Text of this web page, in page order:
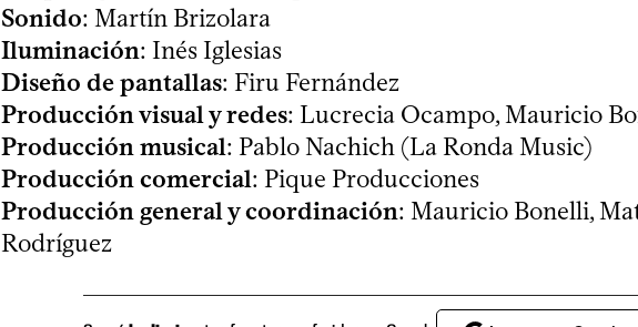
Sonido: Martín Brizolara
Iluminación: Inés Iglesias
Diseño de pantallas: Firu Fernández
Producción visual y redes: Lucrecia Ocampo, Mauricio
Producción musical: Pablo Nachich (La Ronda Music)
Producción comercial: Pique Producciones
Producción general y coordinación: Mauricio Bonelli,
Rodríguez